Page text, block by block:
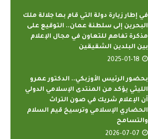
في إطار زيارة دولة التي قام بها جلالة ملك
البحرين إلى سلطنة عمان.. التوقيع على
مذكرة تفاهم للتعاون في مجال الإعلام
بين البلدين الشقيقين
2025-01-18
بحضور الرئيس الأوزبكي.. الدكتور عمرو
الليثي يؤكد من المنتدى الإسلامي الدولي
أن الإعلام شريك في صون التراث
الحضاري الإسلامي وترسيخ قيم السلام
والتسامح
2026-07-07